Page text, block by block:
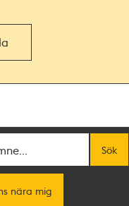
Sök
nära mig